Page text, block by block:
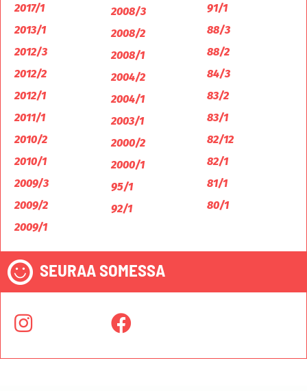
2017/1
2013/1
2012/3
2012/2
2012/1
2011/1
2010/2
2010/1
2009/3
2009/2
2009/1
2008/3
2008/2
2008/1
2004/2
2004/1
2003/1
2000/2
2000/1
95/1
92/1
91/1
88/3
88/2
84/3
83/2
83/1
82/12
82/1
81/1
80/1
SEURAA SOMESSA